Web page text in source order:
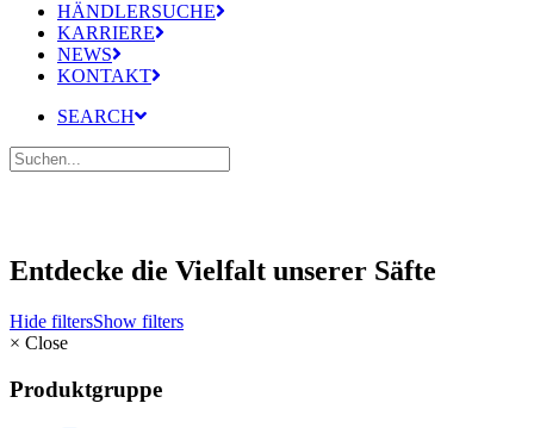
HÄNDLERSUCHE
KARRIERE
NEWS
KONTAKT
SEARCH
Entdecke die Vielfalt unserer Säfte
Hide filtersShow filters
× Close
Produktgruppe